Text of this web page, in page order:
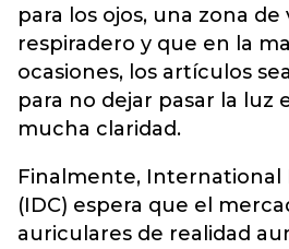
para los ojos, una zona
respiradero y que en la
ocasiones, los artículos
para no dejar pasar la luz
mucha claridad.
Finalmente, International
(IDC) espera que el
auriculares de realidad